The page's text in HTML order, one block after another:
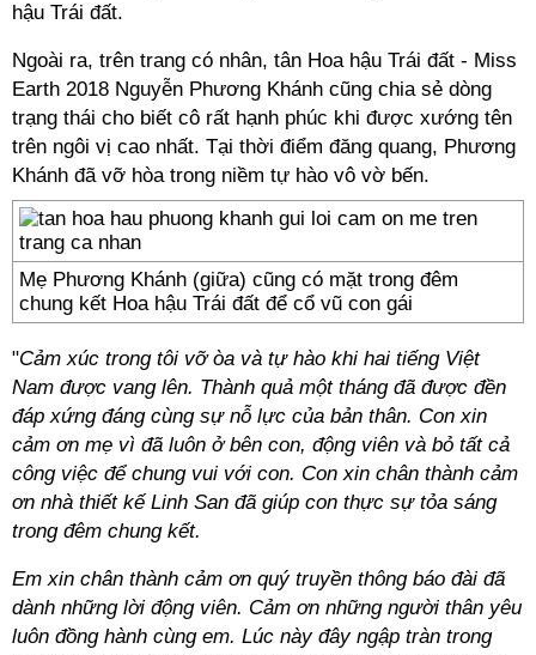
hậu Trái đất.
Ngoài ra, trên trang có nhân, tân Hoa hậu Trái đất - Miss
Earth 2018 Nguyễn Phương Khánh cũng chia sẻ dòng
trạng thái cho biết cô rất hạnh phúc khi được xướng tên
trên ngôi vị cao nhất. Tại thời điểm đăng quang, Phương
Khánh đã vỡ hòa trong niềm tự hào vô vờ bến.
Mẹ Phương Khánh (giữa) cũng có mặt trong đêm
chung kết Hoa hậu Trái đất để cổ vũ con gái
"Cảm xúc trong tôi vỡ òa và tự hào khi hai tiếng Việt
Nam được vang lên. Thành quả một tháng đã được đền
đáp xứng đáng cùng sự nỗ lực của bản thân. Con xin
cảm ơn mẹ vì đã luôn ở bên con, động viên và bỏ tất cả
công việc để chung vui với con. Con xin chân thành cảm
ơn nhà thiết kế Linh San đã giúp con thực sự tỏa sáng
trong đêm chung kết.
Em xin chân thành cảm ơn quý truyền thông báo đài đã
dành những lời động viên. Cảm ơn những người thân yêu
luôn đồng hành cùng em. Lúc này đây ngập tràn trong